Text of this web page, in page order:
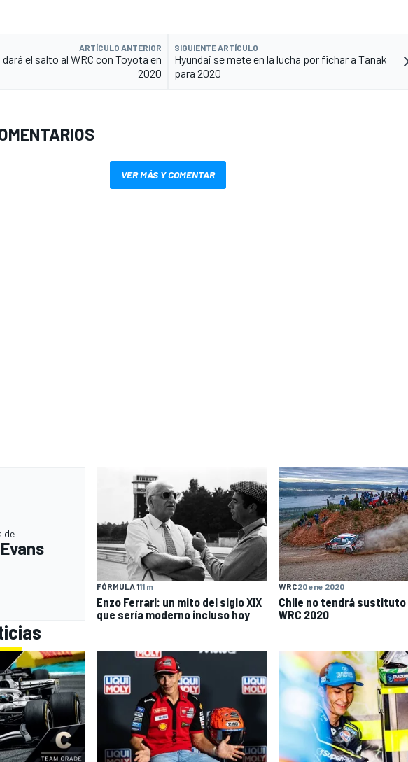
ARTÍCULO ANTERIOR
el salto al WRC con Toyota en
2020
SIGUIENTE ARTÍCULO
Hyundai se mete en la lucha por fichar a Tanak
para 2020
VER MÁS Y COMENTAR
de
FÓRMULA 111 m
Enzo Ferrari: un mito del siglo XIX
que sería moderno incluso hoy
WRC20 ene 2020
Chile no tendrá sustituto
WRC 2020